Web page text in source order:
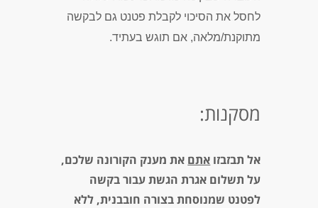
לחסל את הסיכוי לקבלת פטנט גם לבקשה
מתוקנת/מלאה, אם תוגש בעתיד.
מסקנות:
אל תבזבזו אתם את מענק הקורונה שלכם,
על תשלום אגרת הגשת עבור בקשה
לפטנט שמנוסחת בצורה חובבנית, ללא